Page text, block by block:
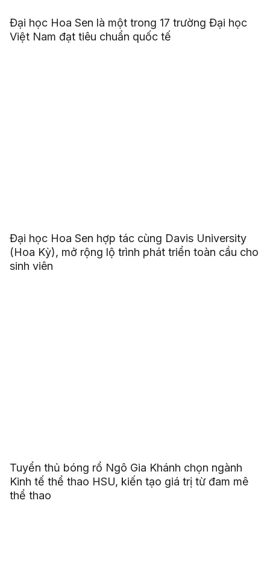
Đại học Hoa Sen là một trong 17 trường Đại học
Việt Nam đạt tiêu chuẩn quốc tế
Đại học Hoa Sen hợp tác cùng Davis University
(Hoa Kỳ), mở rộng lộ trình phát triển toàn cầu cho
sinh viên
Tuyển thủ bóng rổ Ngô Gia Khánh chọn ngành
Kinh tế thể thao HSU, kiến tạo giá trị từ đam mê
thể thao